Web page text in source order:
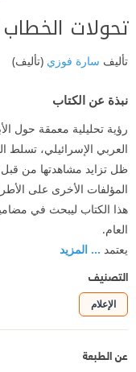
تحولات
تأليف سارة فوزي (تأليف)
نبذة عن الكتاب
رؤية تحليلية معمقة حول
العربي الإسرائيلي، تسلط
ظل تزايد مشاهدتها من قبل
المؤلفات الأخرى على
هذا الكتاب ليبحث في
العام.
يعتمد ... المزيد
التصنيف
الإعلام
عن الطبعة